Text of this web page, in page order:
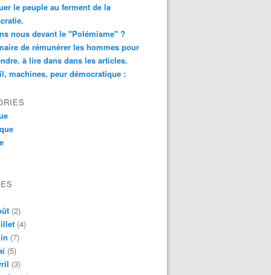
le peuple au ferment de la
nous devant le "Polémisme" ?
de rémunérer les hommes pour
à lire dans dans les articles.
machines, peur démocratique :
(2)
(4)
(7)
(5)
(3)